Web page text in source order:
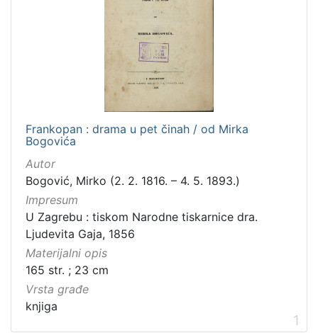
Družba "Braća Hrvatskoga Zmaja"
Zbirka
Knjige
Sitni tisak
Frankopan : drama u pet činah / od Mirka
Bogovića
Autor
Bogović, Mirko (2. 2. 1816. – 4. 5. 1893.)
Impresum
U Zagrebu : tiskom Narodne tiskarnice dra.
Ljudevita Gaja, 1856
Materijalni opis
165 str. ; 23 cm
Vrsta građe
knjiga
1